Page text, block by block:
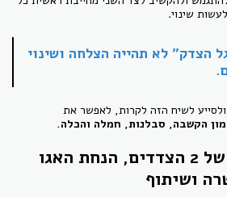
שינוי.
הצדק" לא תהייה הצלחה ושינוי
לשיח הזה לקרות, לאפשר את
הקשבה, סבלנות, חמלה והכלה.
המפתח הוא רצון של 2 הצדדים, הנחת האגו
ושיתוף